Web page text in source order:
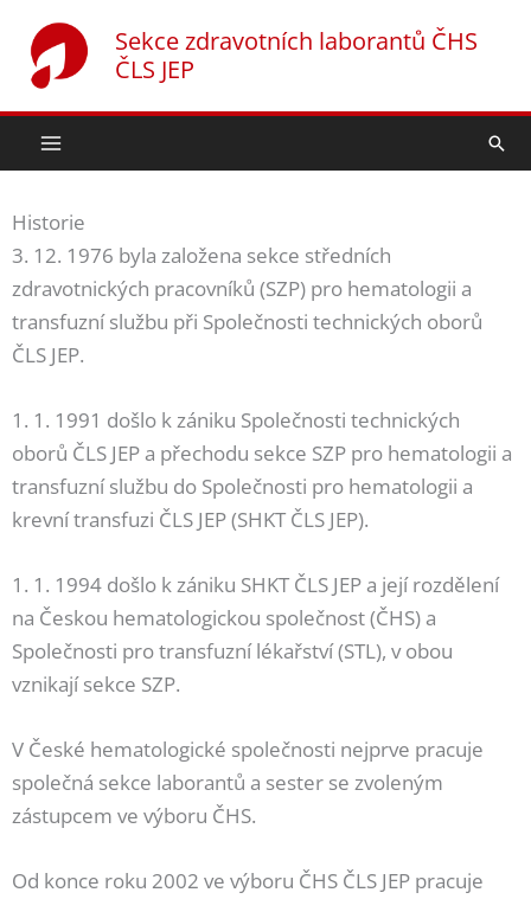
obsah
Sekce zdravotních laborantů ČHS
ČLS JEP
Historie
3. 12. 1976 byla založena sekce středních
zdravotnických pracovníků (SZP) pro hematologii a
transfuzní službu při Společnosti technických oborů
ČLS JEP.
1. 1. 1991 došlo k zániku Společnosti technických
oborů ČLS JEP a přechodu sekce SZP pro hematologii a
transfuzní službu do Společnosti pro hematologii a
krevní transfuzi ČLS JEP (SHKT ČLS JEP).
1. 1. 1994 došlo k zániku SHKT ČLS JEP a její rozdělení
na Českou hematologickou společnost (ČHS) a
Společnosti pro transfuzní lékařství (STL), v obou
vznikají sekce SZP.
V České hematologické společnosti nejprve pracuje
společná sekce laborantů a sester se zvoleným
zástupcem ve výboru ČHS.
Od konce roku 2002 ve výboru ČHS ČLS JEP pracuje